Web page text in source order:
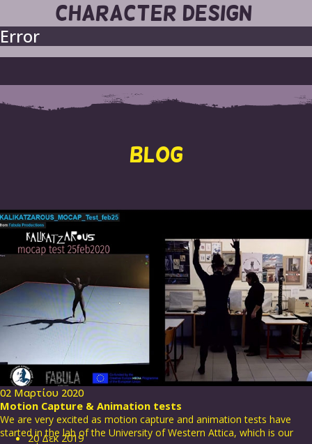
CHARACTER DESIGN
Error
BLOG
02 Μαρτίου 2020
Motion Capture & Animation tests
We are very excited as motion capture and animation tests have
started in the lab of the University of Western Attica, which is our
20 Δεκ 2019